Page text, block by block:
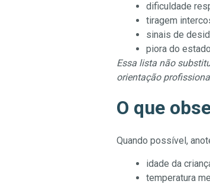
dificuldade
tiragem
sinais de
piora do
Essa lista não
orientação
O que
Quando possível,
idade da
temperatura